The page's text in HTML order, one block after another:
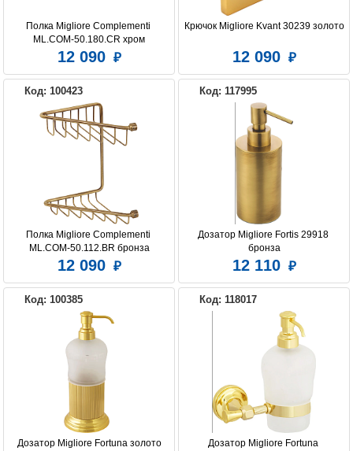
Полка Migliore Complementi
ML.COM-50.180.CR хром
12 090
Крючок Migliore Kvant 30239 золото
12 090
Код: 100423
Полка Migliore Complementi
ML.COM-50.112.BR бронза
12 090
Код: 117995
Дозатор Migliore Fortis 29918
бронза
12 110
Код: 100385
Дозатор Migliore Fortuna золото
Код: 118017
Дозатор Migliore Fortuna